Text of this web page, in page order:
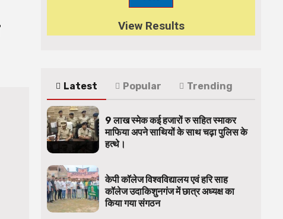
View Results
Latest Popular Trending
9 लाख स्मेक कई हजारों रु सहित स्माकर
माफिया अपने साथियों के साथ चढ़ा पुलिस के
हत्थे।
केपी कॉलेज विश्वविद्यालय एवं हरि साह
कॉलेज उदाकिशुनगंज में छात्र अध्यक्ष का
किया गया संगठन